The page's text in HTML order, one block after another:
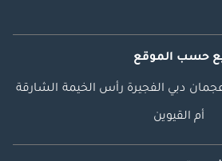
حسب الموقع
دبي الفجيرة رأس الخيمة الشارقة
أم القيوين